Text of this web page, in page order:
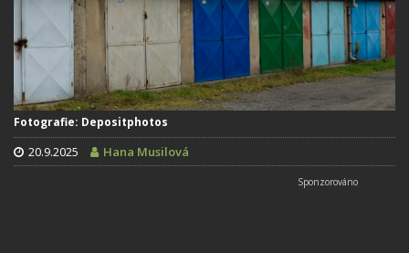
Fotografie: Depositphotos
20.9.2025 Hana Musilová